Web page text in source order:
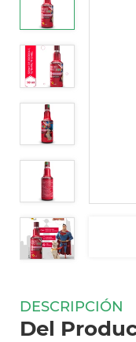
DESCRIPCIÓN
Del